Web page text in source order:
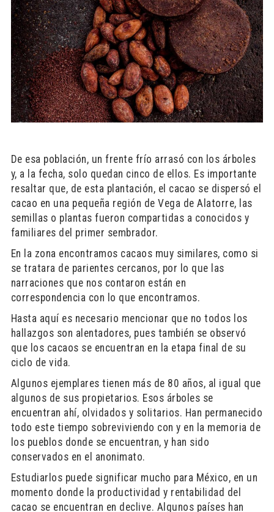
De esa población, un frente frío arrasó con los árboles
y, a la fecha, solo quedan cinco de ellos. Es importante
resaltar que, de esta plantación, el cacao se dispersó el
cacao en una pequeña región de Vega de Alatorre, las
semillas o plantas fueron compartidas a conocidos y
familiares del primer sembrador.
En la zona encontramos cacaos muy similares, como si
se tratara de parientes cercanos, por lo que las
narraciones que nos contaron están en
correspondencia con lo que encontramos.
Hasta aquí es necesario mencionar que no todos los
hallazgos son alentadores, pues también se observó
que los cacaos se encuentran en la etapa final de su
ciclo de vida.
Algunos ejemplares tienen más de 80 años, al igual que
algunos de sus propietarios. Esos árboles se
encuentran ahí, olvidados y solitarios. Han permanecido
todo este tiempo sobreviviendo con y en la memoria de
los pueblos donde se encuentran, y han sido
conservados en el anonimato.
Estudiarlos puede significar mucho para México, en un
momento donde la productividad y rentabilidad del
cacao se encuentran en declive. Algunos países han